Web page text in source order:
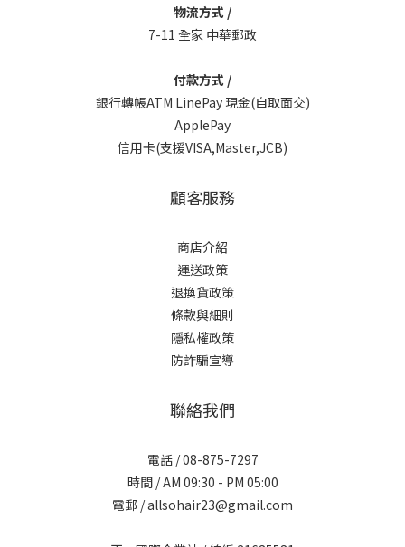
物流方式 /
7-11 全家 中華郵政
付款方式 /
銀行轉帳ATM LinePay 現金(自取面交)
ApplePay
信用卡(支援VISA,Master,JCB)
顧客服務
商店介紹
運送政策
退換貨政策
條款與細則
隱私權政策
防詐騙宣導
聯絡我們
電話 / 08-875-7297
時間 / AM 09:30 - PM 05:00
電郵 / allsohair23@gmail.com